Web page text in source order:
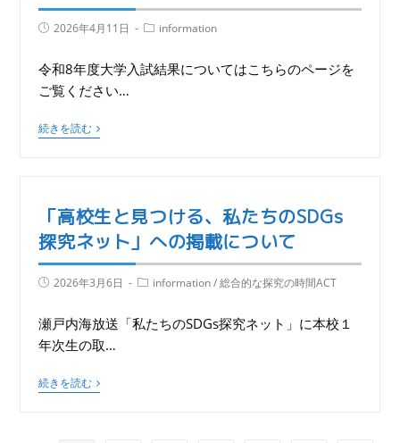
2026年4月11日 information
令和8年度大学入試結果についてはこちらのページを
ご覧ください…
続きを読む
「高校生と見つける、私たちのSDGs
探究ネット」への掲載について
2026年3月6日 information / 総合的な探究の時間ACT
瀬戸内海放送「私たちのSDGs探究ネット」に本校１
年次生の取…
続きを読む